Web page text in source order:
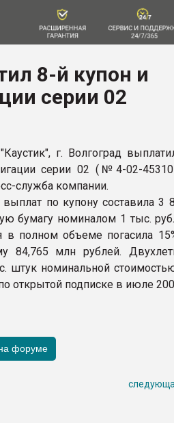
8-й купон и
серии 02
г. Волгоград
серии 02 (№4-02-
служба компании.
по купону составила 3
бумагу номиналом 1 тыс.
в полном объеме погасила
84,765 млн рублей.
штук номинальной
подписке в июле